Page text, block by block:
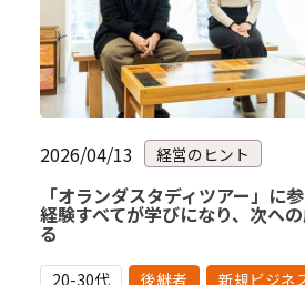
2026/04/13 経営のヒント
「オランダスタディツアー」に
経験すべてが学びになり、次へ
る
20-30代 後継者
新規ビジネ